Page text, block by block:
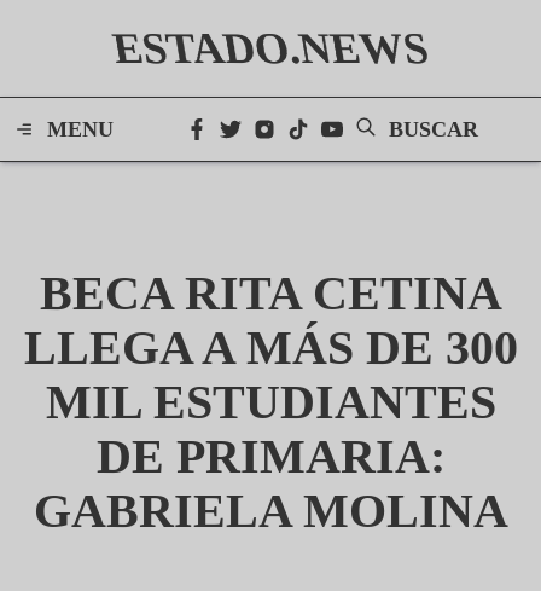
ESTADO.NEWS
MENU BUSCAR
BECA RITA CETINA
LLEGA A MÁS DE 300
MIL ESTUDIANTES
DE PRIMARIA:
GABRIELA MOLINA